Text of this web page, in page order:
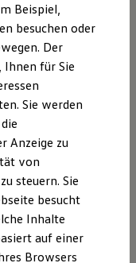
Updates
ID.
Beispiel,
besuchen oder
Der
Ihnen für Sie
Sie werden
Anzeige zu
von
steuern. Sie
besucht
Inhalte
auf einer
Browsers